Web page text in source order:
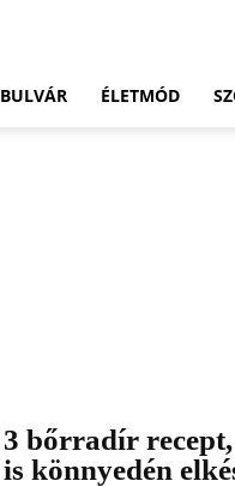
BULVÁR ÉLETMÓD
3 bőrradír
is könnyedén